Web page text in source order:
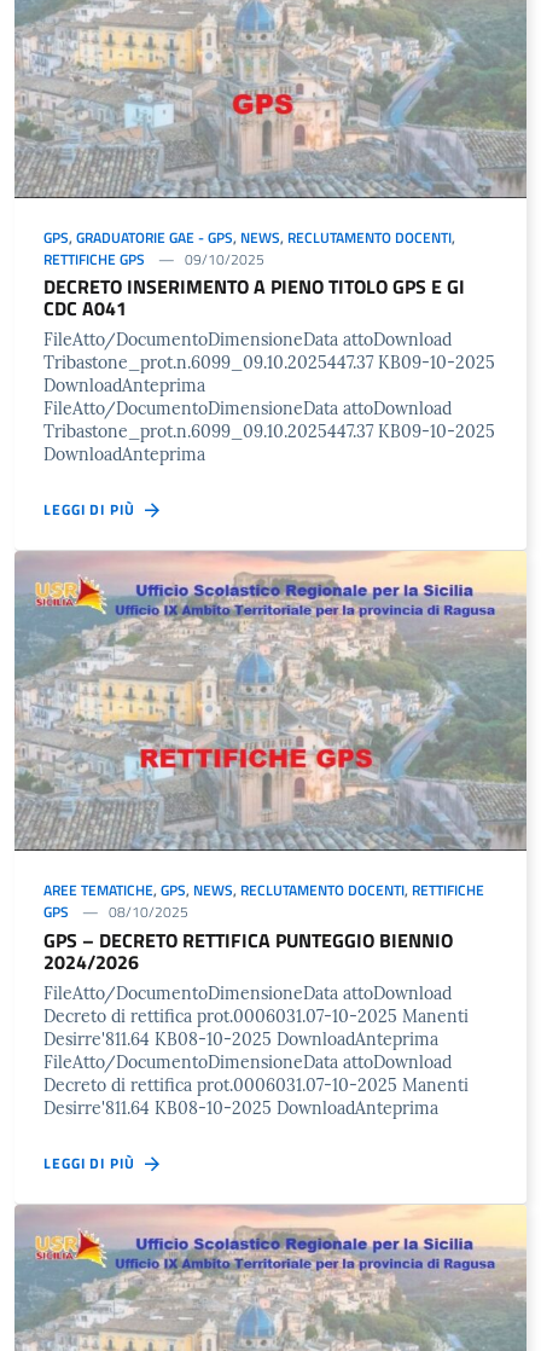
GPS, GRADUATORIE GAE - GPS, NEWS, RECLUTAMENTO DOCENTI,
RETTIFICHE GPS
09/10/2025
DECRETO INSERIMENTO A PIENO TITOLO GPS E GI
CDC A041
FileAtto/DocumentoDimensioneData attoDownload
Tribastone_prot.n.6099_09.10.2025447.37 KB09-10-2025
DownloadAnteprima
FileAtto/DocumentoDimensioneData attoDownload
Tribastone_prot.n.6099_09.10.2025447.37 KB09-10-2025
DownloadAnteprima
LEGGI DI PIÙ
AREE TEMATICHE, GPS, NEWS, RECLUTAMENTO DOCENTI, RETTIFICHE
GPS
08/10/2025
GPS – DECRETO RETTIFICA PUNTEGGIO BIENNIO
2024/2026
FileAtto/DocumentoDimensioneData attoDownload
Decreto di rettifica prot.0006031.07-10-2025 Manenti
Desirre'811.64 KB08-10-2025 DownloadAnteprima
FileAtto/DocumentoDimensioneData attoDownload
Decreto di rettifica prot.0006031.07-10-2025 Manenti
Desirre'811.64 KB08-10-2025 DownloadAnteprima
LEGGI DI PIÙ